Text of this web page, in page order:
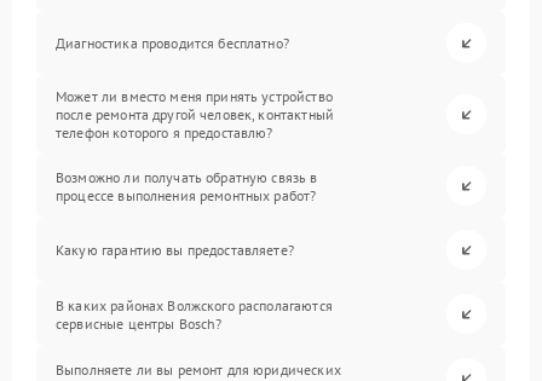
Диагностика проводится бесплатно?
Может ли вместо меня принять устройство
после ремонта другой человек, контактный
телефон которого я предоставлю?
Возможно ли получать обратную связь в
процессе выполнения ремонтных работ?
Какую гарантию вы предоставляете?
В каких районах Волжского располагаются
сервисные центры Bosch?
Выполняете ли вы ремонт для юридических